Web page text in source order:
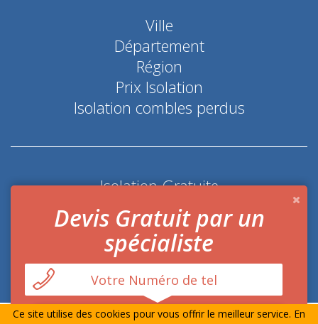
Ville
Département
Région
Prix Isolation
Isolation combles perdus
Isolation Gratuite
Coup de pouce économie d'énergie
© Prime-Isolation.fr Tout droits réservésMentions
Devis Gratuit par un
spécialiste
Ce site utilise des cookies pour vous offrir le meilleur service. En